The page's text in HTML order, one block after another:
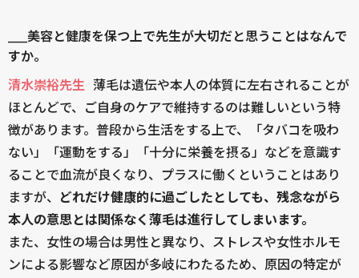
____美容と健康を保つ上で先生が大切だと思うことはなんで
すか。
清水崇裕先生 薄毛は遺伝や本人の体質に左右されることが
ほとんどで、ご自身のケアで維持するのは難しいという特
徴があります。普段から生活をする上で、「タバコを吸わ
ない」「運動をする」「十分に栄養を摂る」などを意識す
ることで血流が良くなり、プラスに働くということはあり
ますが、
どれだけ健康的に過ごしたとしても、残念ながら
本人の意思とは関係なく薄毛は進行してしまいます。
また、女性の場合は男性と異なり、ストレスや女性ホルモ
ンによる影響など原因が多岐にわたるため、原因の特定が